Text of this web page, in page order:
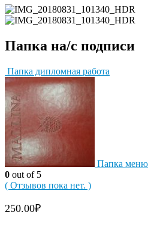
Папка на/с подписи
Папка дипломная работа
Папка меню
0 out of 5
( Отзывов пока нет. )
250.00₽